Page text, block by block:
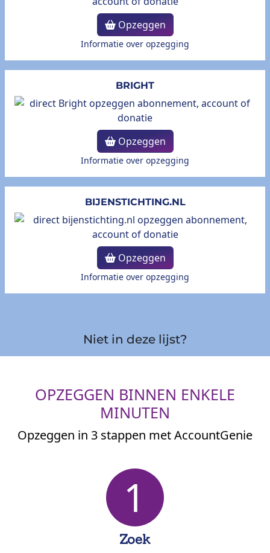
Opzeggen
Informatie over opzegging
BRIGHT
Opzeggen
Informatie over opzegging
BIJENSTICHTING.NL
Opzeggen
Informatie over opzegging
Niet in deze lijst?
OPZEGGEN BINNEN ENKELE
MINUTEN
Opzeggen in 3 stappen met AccountGenie
1
Zoek